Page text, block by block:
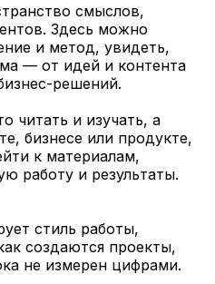
смыслов,
Здесь можно
и метод, увидеть,
— от идей и контента
решений.
читать и изучать, а
бизнесе или продукте,
к материалам,
работу и результаты.
стиль работы,
создаются проекты,
не измерен цифрами.